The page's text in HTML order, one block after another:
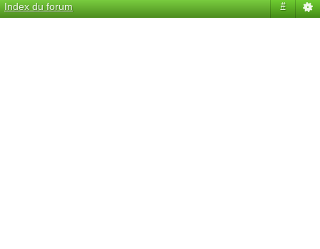
Index du forum #